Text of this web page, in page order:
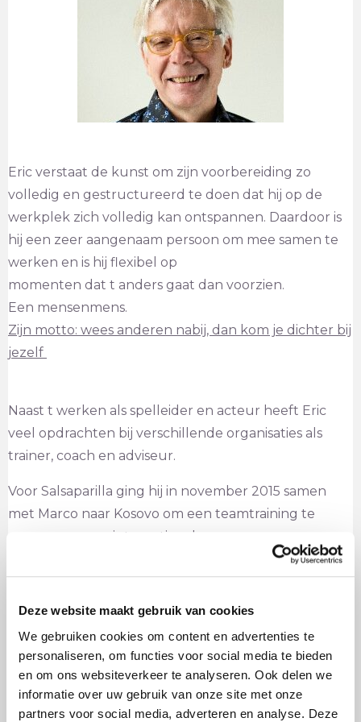
Deze website maakt gebruik van cookies
We gebruiken cookies om content en advertenties te
personaliseren, om functies voor social media te bieden
en om ons websiteverkeer te analyseren. Ook delen we
informatie over uw gebruik van onze site met onze
partners voor social media, adverteren en analyse. Deze
Eric verstaat de kunst om zijn voorbereiding zo
volledig en gestructureerd te doen dat hij op de
werkplek zich volledig kan ontspannen. Daardoor is
hij een zeer aangenaam persoon om mee samen te
werken en is hij flexibel op
momenten dat t anders gaat dan voorzien.
Een mensenmens.
Zijn motto: wees anderen nabij, dan kom je dichter bij
jezelf
Naast t werken als spelleider en acteur heeft Eric
veel opdrachten bij verschillende organisaties als
trainer, coach en adviseur.
Voor Salsaparilla ging hij in november 2015 samen
met Marco naar Kosovo om een teamtraining te
geven voor een internationale
op de planken. Sinds hij met zijn grote liefde Marjo
naar Breda vertrok werd dat minder.
Bij Salsaparilla speelde hij afgelopen periode met
verve, onder andere, de rol van rechter in de
interactieve voorstelling Het Laatste Oordeel.